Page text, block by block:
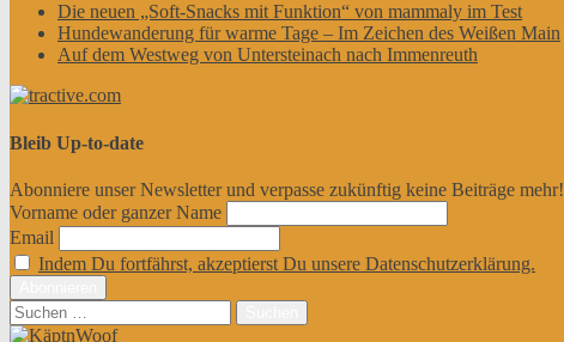
Die neuen „Soft-Snacks mit Funktion“ von mammaly im Test
Hundewanderung für warme Tage – Im Zeichen des Weißen Main
Auf dem Westweg von Untersteinach nach Immenreuth
Bleib Up-to-date
Abonniere unser Newsletter und verpasse zukünftig keine Beiträge mehr!
Vorname oder ganzer Name
Email
Indem Du fortfährst, akzeptierst Du unsere Datenschutzerklärung.
Suchen
nach: